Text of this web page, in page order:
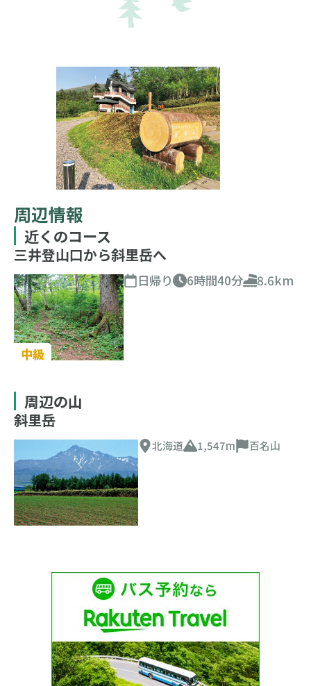
周辺情報
近くのコース
三井登山口から斜里岳へ
中級
日帰り 6時間40分 8.6km
周辺の山
斜里岳
北海道 1,547m 百名山